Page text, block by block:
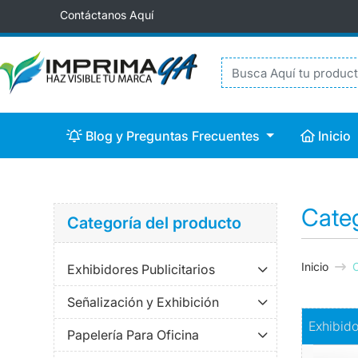
Contáctanos Aquí
Blog y Preguntas Frecuentes
Blog y Preguntas Frecuentes Inicio
Inicio
Categoría del producto
Exhibidores Publicitarios
Señalización y Exhibición
Papelería Para Oficina
Inicio
Comprar